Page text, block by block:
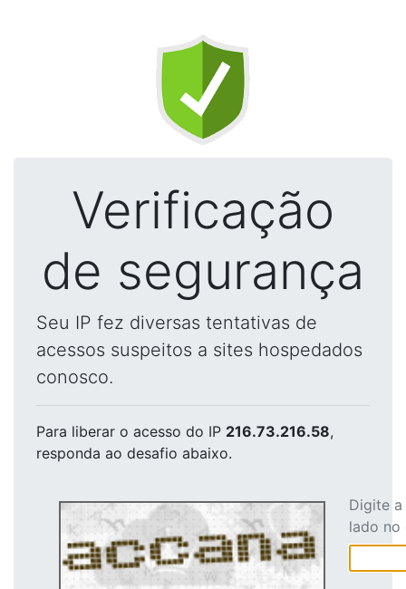
Verificação
de segurança
Seu IP fez diversas tentativas de
acessos suspeitos a sites hospedados
conosco.
Para liberar o acesso do IP 216.73.216.58,
responda ao desafio abaixo.
Digite
lado no